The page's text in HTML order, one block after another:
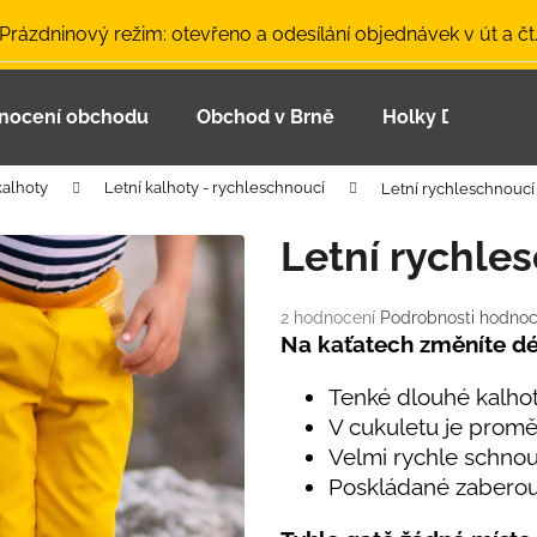
režim: otevřeno a odesílání objednávek v út a čt.
obchodu Obchod v Brně Holky
Letní kalhoty - rychleschnoucí Letní
Průměrné
hodnocení
hvězdiček.
2 hodnocení Podrobnosti
Letní
Na kaťatech změníte
Tenké dlouhé
V cukuletu je
Velmi rychle
Poskládané
Co potřebujete najít?
Doporučujeme
ČEPICE UV 30 SVĚTLE MODRÁ